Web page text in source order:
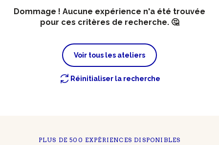
Dommage ! Aucune expérience n'a été trouvée
pour ces critères de recherche. 🤔
Voir tous les ateliers
Réinitialiser la recherche
PLUS DE 500 EXPÉRIENCES DISPONIBLES